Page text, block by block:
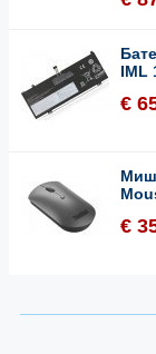
IML
€
€